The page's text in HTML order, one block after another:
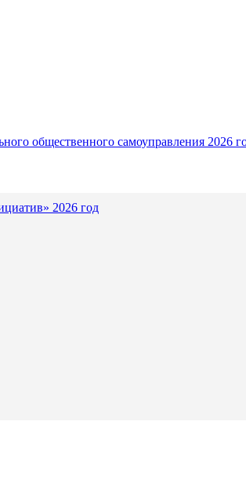
общественного самоуправления 2026
2026 год